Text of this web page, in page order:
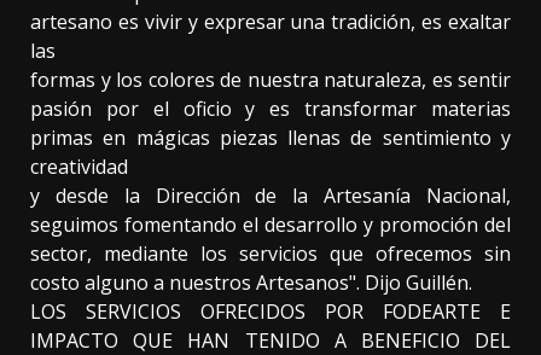
artesano es vivir y expresar una tradición, es exaltar
las
formas y los colores de nuestra naturaleza, es sentir
pasión por el oficio y es transformar materias
primas en mágicas piezas llenas de sentimiento y
creatividad
y desde la Dirección de la Artesanía Nacional,
seguimos fomentando el desarrollo y promoción del
sector, mediante los servicios que ofrecemos sin
costo alguno a nuestros Artesanos". Dijo Guillén.
LOS SERVICIOS OFRECIDOS POR FODEARTE E
IMPACTO QUE HAN TENIDO A BENEFICIO DEL